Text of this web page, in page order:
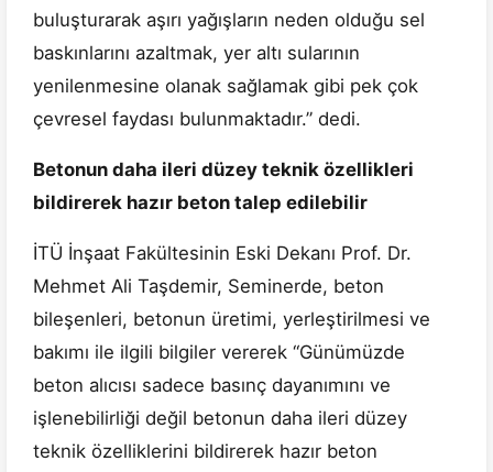
buluşturarak aşırı yağışların neden olduğu sel
baskınlarını azaltmak, yer altı sularının
yenilenmesine olanak sağlamak gibi pek çok
çevresel faydası bulunmaktadır.” dedi.
Betonun daha ileri düzey teknik özellikleri
bildirerek hazır beton talep edilebilir
İTÜ İnşaat Fakültesinin Eski Dekanı Prof. Dr.
Mehmet Ali Taşdemir, Seminerde, beton
bileşenleri, betonun üretimi, yerleştirilmesi ve
bakımı ile ilgili bilgiler vererek “Günümüzde
beton alıcısı sadece basınç dayanımını ve
işlenebilirliği değil betonun daha ileri düzey
teknik özelliklerini bildirerek hazır beton